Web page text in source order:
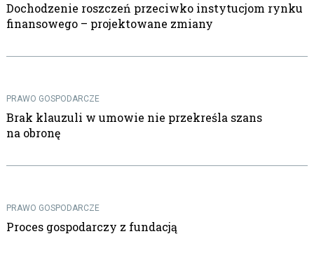
Dochodzenie roszczeń przeciwko instytucjom rynku
finansowego – projektowane zmiany
PRAWO GOSPODARCZE
Brak klauzuli w umowie nie przekreśla szans
na obronę
PRAWO GOSPODARCZE
Proces gospodarczy z fundacją